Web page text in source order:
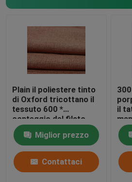
Plain il poliestere tinto
di Oxford tricottano il
tessuto 600 *
conteggio del filato
600D 320 GSM per il
panno della borsa
Miglior prezzo
Contattaci
il